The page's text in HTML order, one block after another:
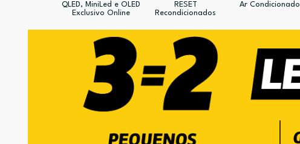
QLED, MiniLed e OLED
Exclusivo Online
RESET
Recondicionados
Ar Condicionado